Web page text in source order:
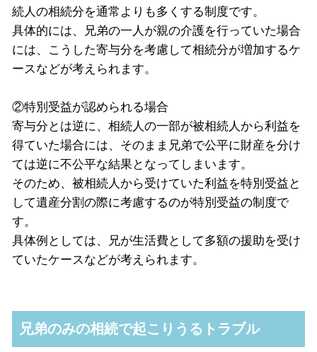
続人の相続分を通常よりも多くする制度です。
具体的には、兄弟の一人が親の介護を行っていた場合
には、こうした寄与分を考慮して相続分が増加するケ
ースなどが考えられます。
②特別受益が認められる場合
寄与分とは逆に、相続人の一部が被相続人から利益を
得ていた場合には、そのまま兄弟で公平に財産を分け
ては逆に不公平な結果となってしまいます。
そのため、被相続人から受けていた利益を特別受益と
して遺産分割の際に考慮するのが特別受益の制度で
す。
具体例としては、兄が生活費として多額の援助を受け
ていたケースなどが考えられます。
兄弟のみの相続で起こりうるトラブル